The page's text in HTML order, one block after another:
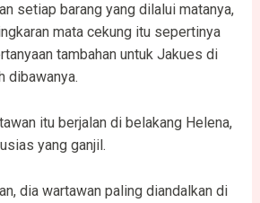
setiap barang yang dilalui matanya,
mata cekung itu sepertinya
tambahan untuk Jakues di
dibawanya.
itu berjalan di belakang Helena,
yang ganjil.
dia wartawan paling diandalkan di